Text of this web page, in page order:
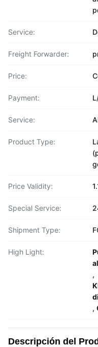
Service:
Freight Forwarder:
Price:
Payment:
Service:
Product Type:
Price Validity:
Special Service:
Shipment Type:
High Light:
,
,
Descripción del